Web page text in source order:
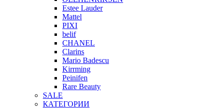
Estee Lauder
Mattel
PIXI
belif
CHANEL
Clarins
Mario Badescu
Kirrming
Peinifen
Rare Beauty
SALE
КАТЕГОРИИ